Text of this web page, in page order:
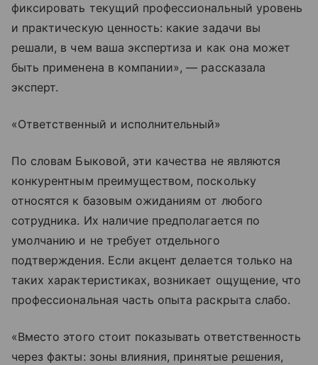
фиксировать текущий профессиональный уровень
и практическую ценность: какие задачи вы
решали, в чем ваша экспертиза и как она может
быть применена в компании», — рассказала
эксперт.
«Ответственный и исполнительный»
По словам Быковой, эти качества не являются
конкурентным преимуществом, поскольку
относятся к базовым ожиданиям от любого
сотрудника. Их наличие предполагается по
умолчанию и не требует отдельного
подтверждения. Если акцент делается только на
таких характеристиках, возникает ощущение, что
профессиональная часть опыта раскрыта слабо.
«Вместо этого стоит показывать ответственность
через факты: зоны влияния, принятые решения,